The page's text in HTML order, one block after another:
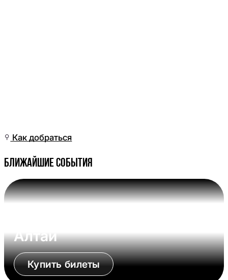
Как добраться
Ближайшие события
Алтай
Купить билеты